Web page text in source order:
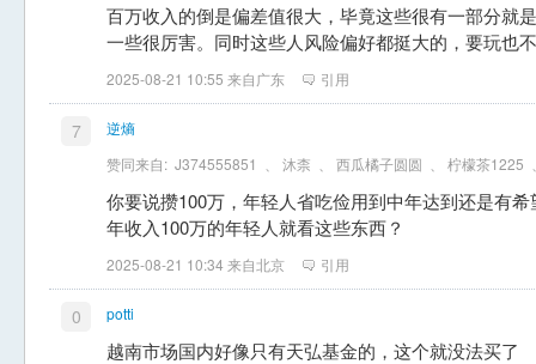
百万收入的倒是偏差值很大，毕竟这些很有一部分就
一些很厉害。同时这些人风险偏好都挺大的，要玩也
2025-08-21 10:55 来自广东 引用
7
逆熵
赞同来自: J374555851 沐柰 西瓜橘子圆圆 柠檬茶1225
你要说攒100万，年轻人省吃俭用到中年达到还是有
年收入100万的年轻人就看这些东西？
2025-08-21 10:34 来自北京 引用
0 potti
越南市场国内好像只有天弘基金的，这个就没法买了